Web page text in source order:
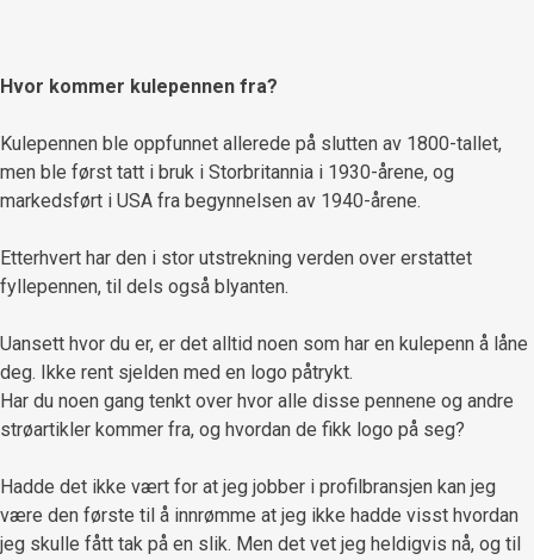
Hvor kommer kulepennen fra?
Kulepennen ble oppfunnet allerede på slutten av 1800-tallet,
men ble først tatt i bruk i Storbritannia i 1930-årene, og
markedsført i USA fra begynnelsen av 1940-årene.
Etterhvert har den i stor utstrekning verden over erstattet
fyllepennen, til dels også blyanten.
Uansett hvor du er, er det alltid noen som har en kulepenn å låne
deg. Ikke rent sjelden med en logo påtrykt.
Har du noen gang tenkt over hvor alle disse pennene og andre
strøartikler kommer fra, og hvordan de fikk logo på seg?
Hadde det ikke vært for at jeg jobber i profilbransjen kan jeg
være den første til å innrømme at jeg ikke hadde visst hvordan
jeg skulle fått tak på en slik. Men det vet jeg heldigvis nå, og til